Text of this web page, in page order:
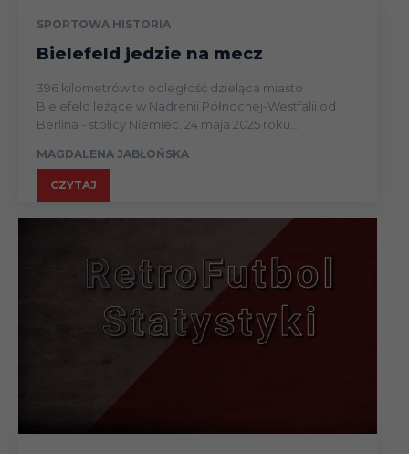
SPORTOWA HISTORIA
Bielefeld jedzie na mecz
396 kilometrów to odległość dzieląca miasto
Bielefeld leżące w Nadrenii Północnej-Westfalii od
Berlina - stolicy Niemiec. 24 maja 2025 roku...
MAGDALENA JABŁOŃSKA
CZYTAJ